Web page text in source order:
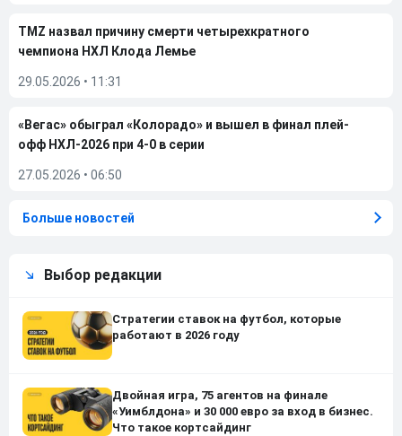
TMZ назвал причину смерти четырехкратного
чемпиона НХЛ Клода Лемье
29.05.2026 • 11:31
«Вегас» обыграл «Колорадо» и вышел в финал плей-
офф НХЛ-2026 при 4-0 в серии
27.05.2026 • 06:50
Больше новостей
Выбор редакции
Стратегии ставок на футбол, которые
работают в 2026 году
Двойная игра, 75 агентов на финале
«Уимблдона» и 30 000 евро за вход в бизнес.
Что такое кортсайдинг